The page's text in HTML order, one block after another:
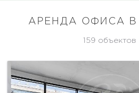
АРЕНДА ОФИСА В
159 объектов